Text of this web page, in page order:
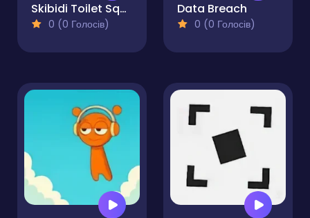
Skibidi Toilet Squid Game Honeycomb
0 (0 Голосів)
Data Breach
0 (0 Голосів)